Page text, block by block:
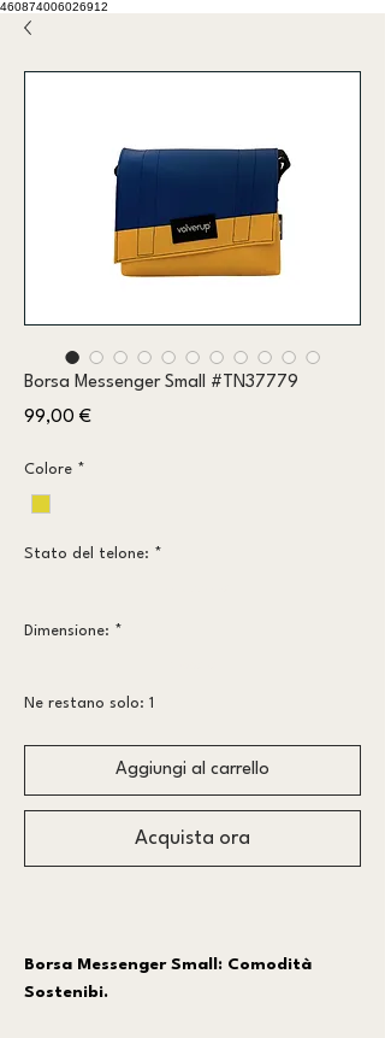
460874006026912
Borsa Messenger Small #TN37779
99,00 €Prezzo
Colore *
Stato del telone: *
Dimensione: *
Ne restano solo: 1
Aggiungi al carrello
Acquista ora
Borsa Messenger Small: Comodità
Sostenibi.